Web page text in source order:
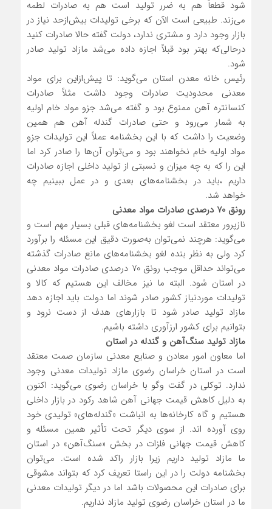
شود قطعاً هم به ضرر تولید است هم به صادرات لطمه
می‌زند. طبیعی است الآن که برخی تولیدات بیش‌ازحد نیاز در
بازار وجود دارد و مشتری ندارد، دولت گفته حالا صادرات کنید
درحالی‌که بهتر بود قبلاً اجازه داده می‌شد مازاد تولید صادر
شود.
رئیس خانه معدن استان می‌گوید: تا پیش‌ازاین برای مواد
معدنی محدودیت صادرات وجود داشت مثلاً صادرات
کنسانتره آهن ممنوع بود و گفته می‌شد جزو مواد خام اولیه
به شمار می‌رود و حتی صادرات گندله آهن هم همین
وضعیت را داشت که با این بخشنامه عملاً این تولیدات جزو
مواد اولیه خام نخواهند بود و می‌توان آن‌ها را صادر کرد اما
این را که به چه میزان و نسبتی از تولید داخلی اجازه صادرات
داریم ،باید در بخشنامه‌های بعدی و در عمل ببینیم چه
خواهد شد.
رونق 70 درصدی صادرات مواد معدنی
نازپرور معتقد است لغو بخشنامه‌های قبلی بسیار مهم است و
می‌گوید: هرچند نمی‌توان به‌صورت دقیق این مسئله را برآورد
کرد ولی به نظر بنده لغو بخشنامه‌های مانع صادرات گذشته
می‌تواند حداقل موجب رونق 70 درصدی صادرات مواد معدنی
در استان شود. البته ما نیز مخالف این هستیم که کالا و
تولیدات موردنیاز کشور صادر شوند اما دولت باید اجازه دهد
مازاد تولید صادر شود تا بازارهای هدف از دست نرود و
بتوانیم برای کشور ارزآوری داشته باشیم.
مازاد تولید سنگ‌آهن و گندله در استان
اما معاون امور معادن و صنایع معدنی سازمان صمت معتقد
است در استان خراسان رضوی مازاد تولیدات معدنی وجود
ندارد. توکلی در گفت وگو با خراسان رضوی می‌گوید: اکنون
به دلیل کاهش قیمت جهانی آهن شاهد رکود در بازار داخلی
هستیم و گاه کارخانه‌ها به انباشت «گندله‌های» تولیدی خود
روی آورده اند. از سوی دیگر تحت تأثیر همین مسئله و
کاهش قیمت جهانی فلزات در بخش «سنگ‌آهن» در استان
ما مازاد تولید داریم زیرا بازار راکد شده است. می‌توان
بخشنامه دولت را در این راستا تعریف کرد که بتواند مشوقی
برای صادرات این محصولات باشد اما در دیگر تولیدات معدنی
ما در استان خراسان رضوی تولید مازاد نداریم.